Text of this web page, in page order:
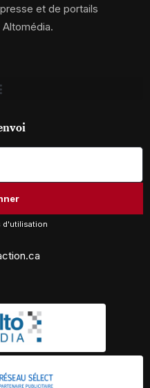
et de portails
d'utilisation